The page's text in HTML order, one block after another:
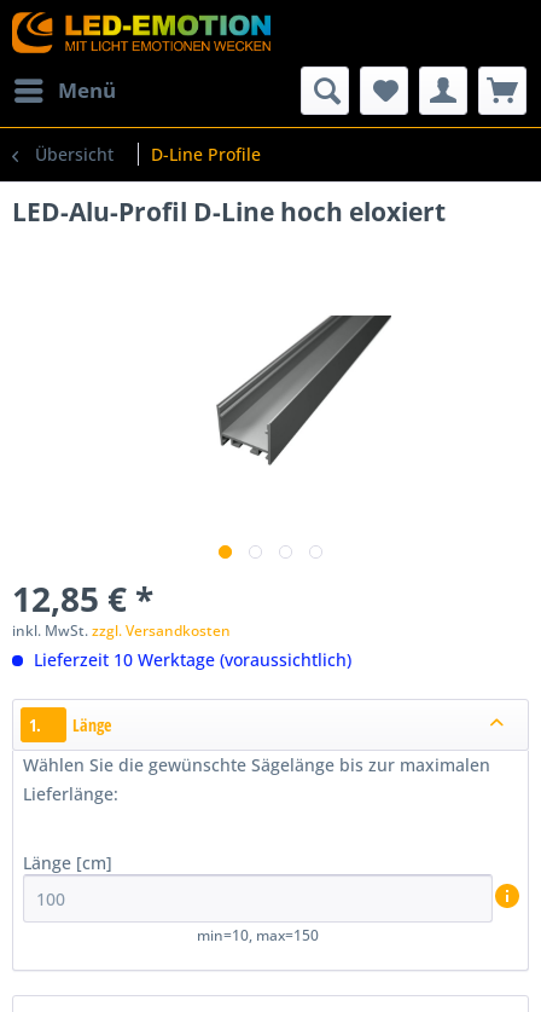
Menü
Übersicht D-Line Profile
LED-Alu-Profil D-Line hoch eloxiert
12,85 € *
inkl. MwSt.zzgl. Versandkosten
Lieferzeit 10 Werktage (voraussichtlich)
1.
Länge
Wählen Sie die gewünschte Sägelänge bis zur maximalen
Lieferlänge:
Länge [cm]
min=10, max=150